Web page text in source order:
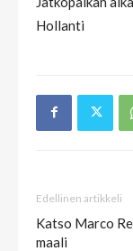
Hollanti
Edellinen artikkeli
Katso Marco
maali